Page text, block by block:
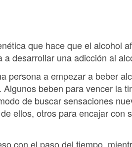
que hace que el alcohol
desarrollar una adicción al
persona a empezar a beber
beben para vencer la
de buscar sensaciones
ellos, otros para encajar con
con el paso del tiempo,